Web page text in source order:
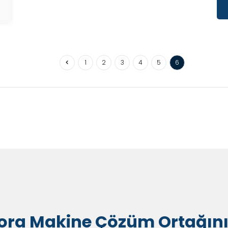
1 2 3 4 5 6
Makine Çözüm